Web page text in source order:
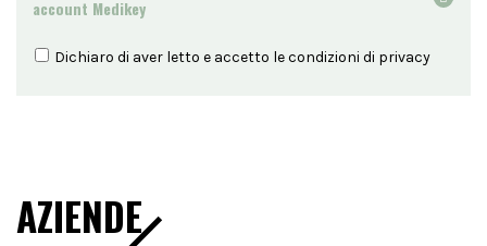
account Medikey
Dichiaro di aver letto e accetto le condizioni di privacy
AZIENDE